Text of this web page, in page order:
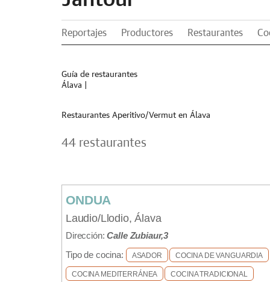
Reportajes Productores Restaurantes
Guía de restaurantes
Álava
Restaurantes Aperitivo/Vermut en Álava
44 restaurantes
ONDUA
Laudio/Llodio, Álava
Dirección:Calle Zubiaur,3
Tipo de cocina:
ASADOR COCINA DE VANGUARDIA
COCINA MEDITERRÁNEA COCINA TRADICIONAL